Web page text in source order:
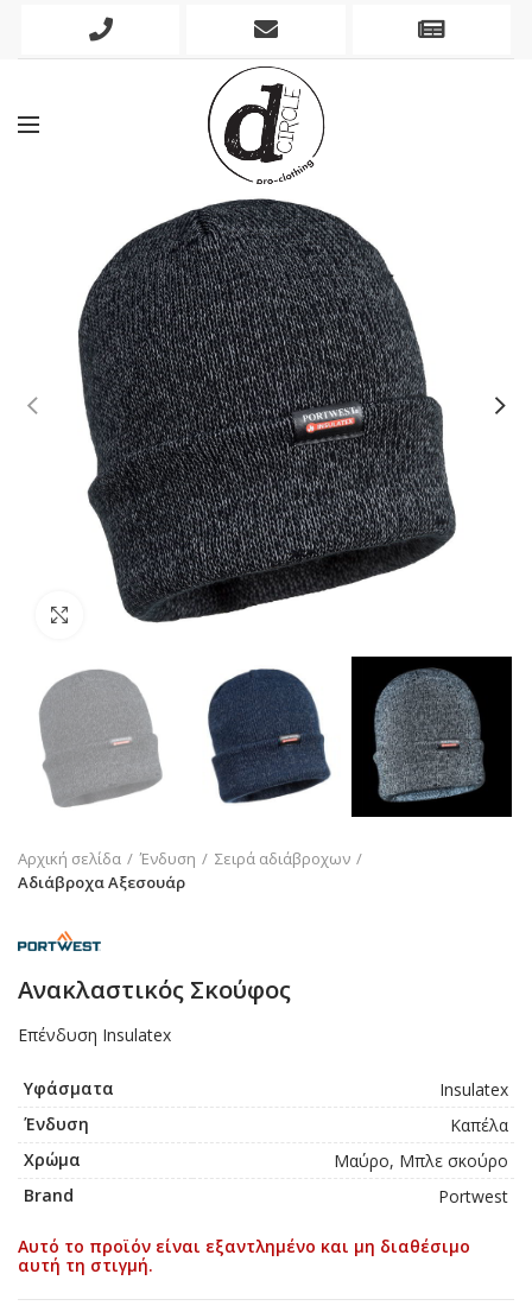
Phone
Mobile
Click to enlarge
Αρχική σελίδα Ένδυση
Σειρά αδιάβροχων
Αδιάβροχα Αξεσουάρ
Ανακλαστικός Σκούφος
Επένδυση Insulatex
Υφάσματα
Insulatex
Ένδυση
Καπέλα
Χρώμα
Μαύρο, Μπλε σκούρο
Brand
Portwest
Αυτό το προϊόν είναι εξαντλημένο και μη διαθέσιμο
αυτή τη στιγμή.